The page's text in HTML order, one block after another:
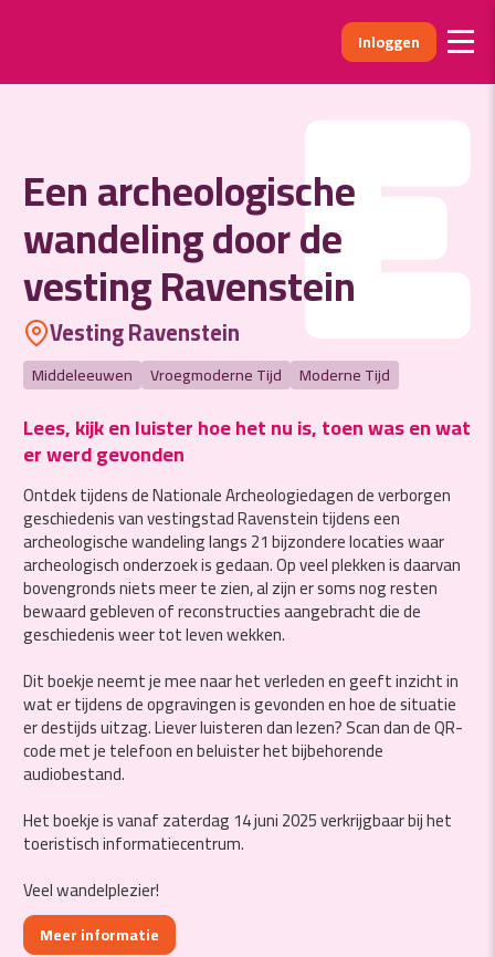
Inloggen
E
Een archeologische
wandeling door de
vesting Ravenstein
Vesting Ravenstein
Middeleeuwen Vroegmoderne Tijd Moderne Tijd
Lees, kijk en luister hoe het nu is, toen was en wat
er werd gevonden
Ontdek tijdens de Nationale Archeologiedagen de verborgen
geschiedenis van vestingstad Ravenstein tijdens een
archeologische wandeling langs 21 bijzondere locaties waar
archeologisch onderzoek is gedaan. Op veel plekken is daarvan
bovengronds niets meer te zien, al zijn er soms nog resten
bewaard gebleven of reconstructies aangebracht die de
geschiedenis weer tot leven wekken.
Dit boekje neemt je mee naar het verleden en geeft inzicht in
wat er tijdens de opgravingen is gevonden en hoe de situatie
er destijds uitzag. Liever luisteren dan lezen? Scan dan de QR-
code met je telefoon en beluister het bijbehorende
audiobestand.
Het boekje is vanaf zaterdag 14 juni 2025 verkrijgbaar bij het
toeristisch informatiecentrum.
Veel wandelplezier!
Meer informatie